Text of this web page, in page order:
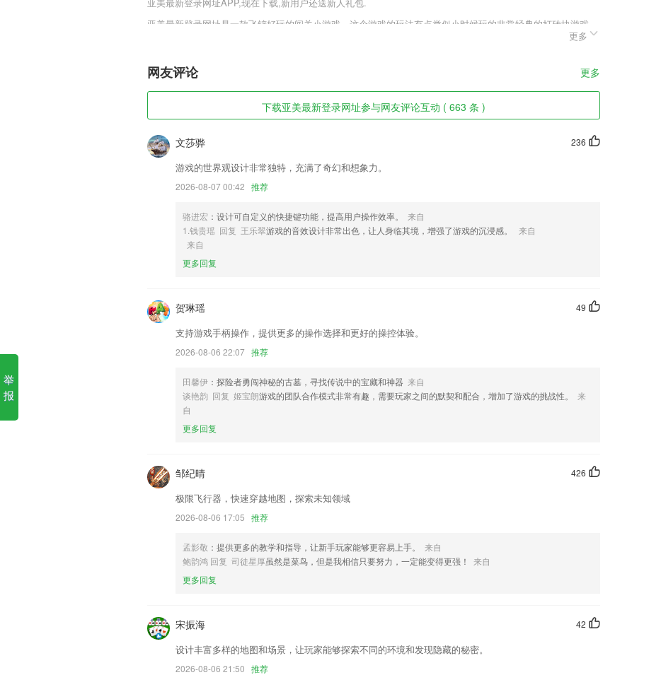
亚美最新登录网址是一款飞铲好玩的闯关小游戏，这个游戏的玩法有点类似小时候玩的非常经典的打砖块游戏，
只不过这里的玩法和场景更加丰富，这里你和对手都会有生命值的，你要控制你的木板把敌人的攻击都打回去，
亚美最新登录网址软件特色
2,有语音播报功能，方便收听，并且有多种语言可以挑选；
3,建设运营：市场化+公益性
4,【真实就业资料】：4000万考生真实就业数据，就业“钱景”一目了然。
5,观看时长：限制宝宝每次连续观看时长，保护宝宝视力
亚美最新登录网址软件优势
1.让孩子的未来拥有无限可能，剧情闯关式学习成就感倍增
2.盖了小学到高中阶段所有学科知识点.
景，沉浸式学习
4.更好的享受到实时在线学习拼音知识的高效，了解不同的学习服务的简洁所在。
5.类别筛选，选择相同类型的诗词只需根据条件即可筛选；
丰富的教程。
亚美最新登录网址更新了什么?
修改用户协议及隐私协议。
照片修复清晰
自动切换，一键保存
单击通讯录联系人时增加拨打电话功能
联系我们
以上就是亚美最新登录网址的介绍，如果您喜欢这款软件，您可以到应用商店进行打分评论，说出您的使用经
历，以帮助我们更好的对产品进行优化修改。
更多
网友评论 更多
下载亚美最新登录网址参与网友评论互动 ( 663 条 )
236
文莎骅
游戏的世界观设计非常独特，充满了奇幻和想象力。
2026-08-07 00:42 推荐
骆进宏 ：设计可自定义的快捷键功能，提高用户操作效率。
来自
1.钱贵瑶 回复 王乐翠游戏的音效设计非常出色，让人身临其境，增强了游戏的沉浸感。
来自
来自
更多回复
49
贺琳瑶
支持游戏手柄操作，提供更多的操作选择和更好的操控体验。
2026-08-06 22:07 推荐
田馨伊 ：探险者勇闯神秘的古墓，寻找传说中的宝藏和神器 来自
谈艳韵 回复 姬宝朗游戏的团队合作模式非常有趣，需要玩家之间的默契和配合，增加了游戏的挑战性。
来
自
更多回复
426
邹纪晴
极限飞行器，快速穿越地图，探索未知领域
2026-08-06 17:05 推荐
孟影敬 ：提供更多的教学和指导，让新手玩家能够更容易上手。
来自
鲍韵鸿 回复 司徒星厚虽然是菜鸟，但是我相信只要努力，一定能变得更强！
来自
更多回复
42
宋振海
设计丰富多样的地图和场景，让玩家能够探索不同的环境和发现隐藏的秘密。
2026-08-06 21:50 推荐
举
报